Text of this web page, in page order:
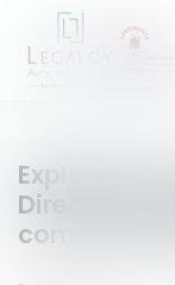
Exploitation
Directive